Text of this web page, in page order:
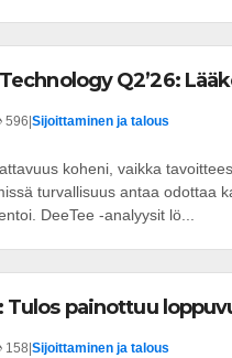
Q2’26:
596 Sijoittaminen ja talous
koheni, vaikka
turvallisuus antaa odottaa
DeeTee -analyysit lö...
Tulos painottuu
158 Sijoittaminen ja talous